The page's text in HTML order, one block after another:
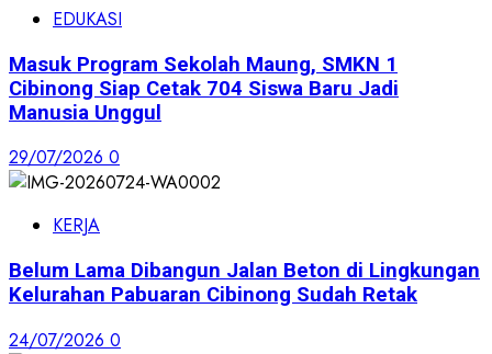
EDUKASI
Masuk Program Sekolah Maung, SMKN 1
Cibinong Siap Cetak 704 Siswa Baru Jadi
Manusia Unggul
29/07/2026 0
KERJA
Belum Lama Dibangun Jalan Beton di Lingkungan
Kelurahan Pabuaran Cibinong Sudah Retak
24/07/2026 0